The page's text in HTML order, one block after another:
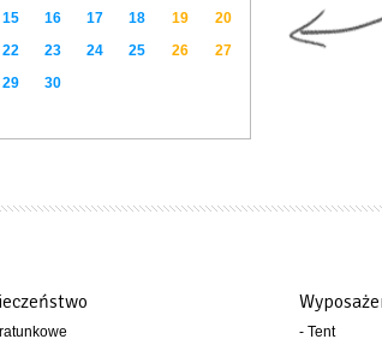
15 16 17 18 19
20
22 23 24 25 26
27
29 30
- Tent